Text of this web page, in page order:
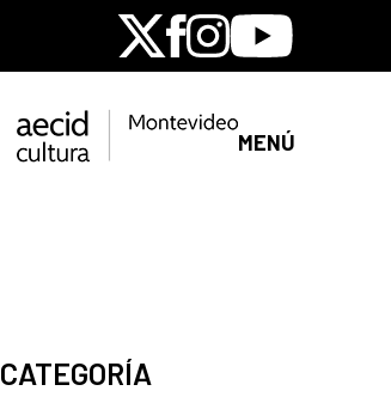
X Facebook
Instagram
Youtube
MENÚ
CATEGORÍA